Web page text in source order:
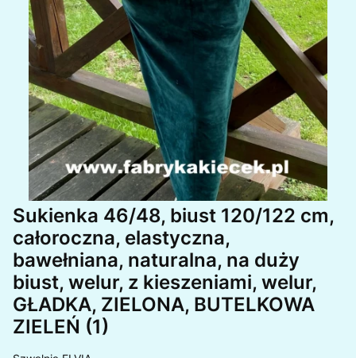
Sukienka 46/48, biust 120/122 cm,
całoroczna, elastyczna,
bawełniana, naturalna, na duży
biust, welur, z kieszeniami, welur,
GŁADKA, ZIELONA, BUTELKOWA
ZIELEŃ (1)